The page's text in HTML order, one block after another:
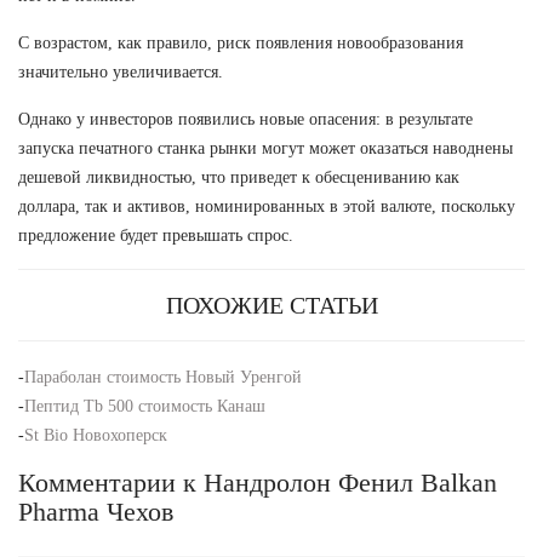
С возрастом, как правило, риск появления новообразования
значительно увеличивается.
Однако у инвесторов появились новые опасения: в результате
запуска печатного станка рынки могут может оказаться наводнены
дешевой ликвидностью, что приведет к обесцениванию как
доллара, так и активов, номинированных в этой валюте, поскольку
предложение будет превышать спрос.
ПОХОЖИЕ СТАТЬИ
-Параболан стоимость Новый Уренгой
-Пептид Tb 500 стоимость Канаш
-St Bio Новохоперск
Комментарии к Нандролон Фенил Balkan
Pharma Чехов